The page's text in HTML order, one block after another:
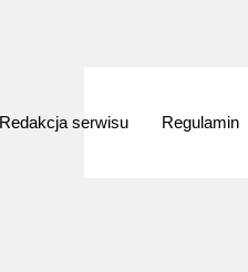
Redakcja serwisu Regulamin